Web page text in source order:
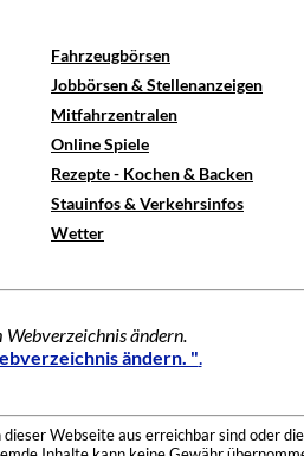
Fahrzeugbörsen
Jobbörsen & Stellenanzeigen
Mitfahrzentralen
Online Spiele
Rezepte - Kochen & Backen
Stauinfos & Verkehrsinfos
Wetter
Webverzeichnis ändern.
ändern. ".
Webseite aus erreichbar sind oder